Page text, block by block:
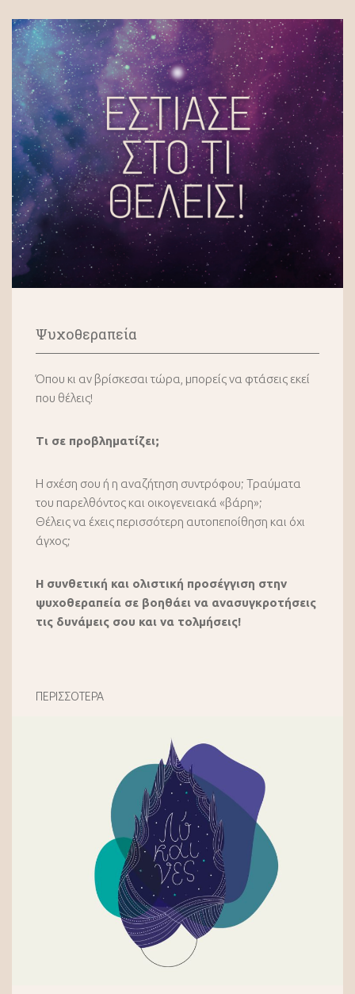
Ψυχοθεραπεία
Όπου κι αν βρίσκεσαι τώρα, μπορείς να φτάσεις εκεί
που θέλεις!
Τι σε προβληματίζει;
Η σχέση σου ή η αναζήτηση συντρόφου; Τραύματα
του παρελθόντος και οικογενειακά «βάρη»;
Θέλεις να έχεις περισσότερη αυτοπεποίθηση και όχι
άγχος;
Η συνθετική και ολιστική προσέγγιση στην
ψυχοθεραπεία σε βοηθάει να ανασυγκροτήσεις
τις δυνάμεις σου και να τολμήσεις!
ΠΕΡΙΣΣΟΤΕΡΑ